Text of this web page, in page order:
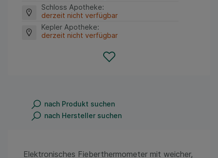
Schloss Apotheke:
derzeit nicht verfügbar
Kepler Apotheke:
derzeit nicht verfügbar
nach Produkt suchen
nach Hersteller suchen
Elektronisches Fieberthermometer mit weicher,